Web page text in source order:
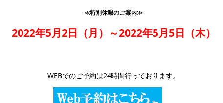
≪特別休暇のご案内≫
2022年5月2日（月）～2022年5月5日（木）
WEBでのご予約は24時間行っております。